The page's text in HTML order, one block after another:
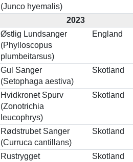
(Junco hyemalis)
2023
Østlig Lundsanger
(Phylloscopus
plumbeitarsus)
England
Gul Sanger
(Setophaga aestiva)
Skotland
Hvidkronet Spurv
(Zonotrichia
leucophrys)
Skotland
Rødstrubet Sanger
(Curruca cantillans)
Skotland
Rustrygget
Skotland